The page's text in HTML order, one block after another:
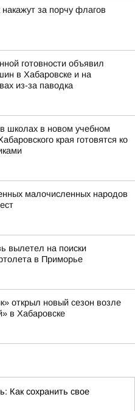
накажут за порчу флагов
готовности объявил
в Хабаровске и на
из-за паводка
школах в новом учебном
края готовятся ко
малочисленных народов
вылетел на поиски
в Приморье
открыл новый сезон возле
в Хабаровске
Как сохранить свое